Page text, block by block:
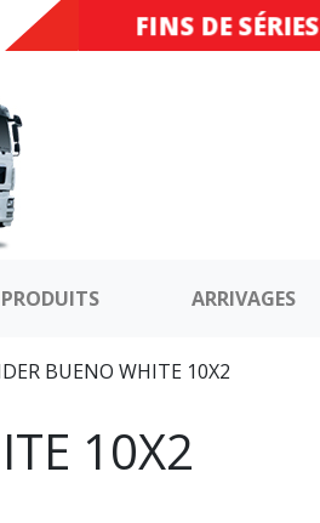
DESTOCKAGE
FINS DE SÉRIES
PRODUITS ARRIVAGES
BUENO WHITE 10X2
10X2